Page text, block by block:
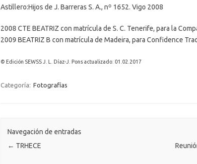
Astillero:Hijos de J. Barreras S. A., nº 1652. Vigo 2008
2008 CTE BEATRIZ con matrícula de S. C. Tenerife, para la
2009 BEATRIZ B con matrícula de Madeira, para Confidence
© Edición SEWSS J. L. Díaz-J. Pons actualizado: 01.02.2017
Categoría: Fotografías
Navegación de entradas
← TRHECE